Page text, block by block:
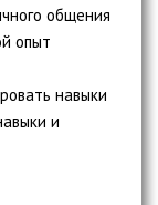
общения
опыт
навыки
и